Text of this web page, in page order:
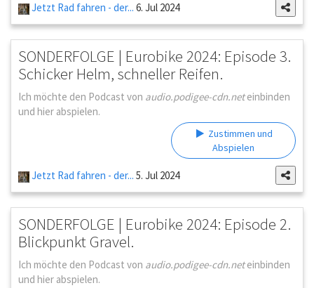
Jetzt Rad fahren - der... 6. Jul 2024
SONDERFOLGE | Eurobike 2024: Episode 3.
Schicker Helm, schneller Reifen.
Ich möchte den Podcast von audio.podigee-cdn.neteinbinden
und hier abspielen.
Zustimmen und
Abspielen
Jetzt Rad fahren - der... 5. Jul 2024
SONDERFOLGE | Eurobike 2024: Episode 2.
Blickpunkt Gravel.
Ich möchte den Podcast von audio.podigee-cdn.neteinbinden
und hier abspielen.